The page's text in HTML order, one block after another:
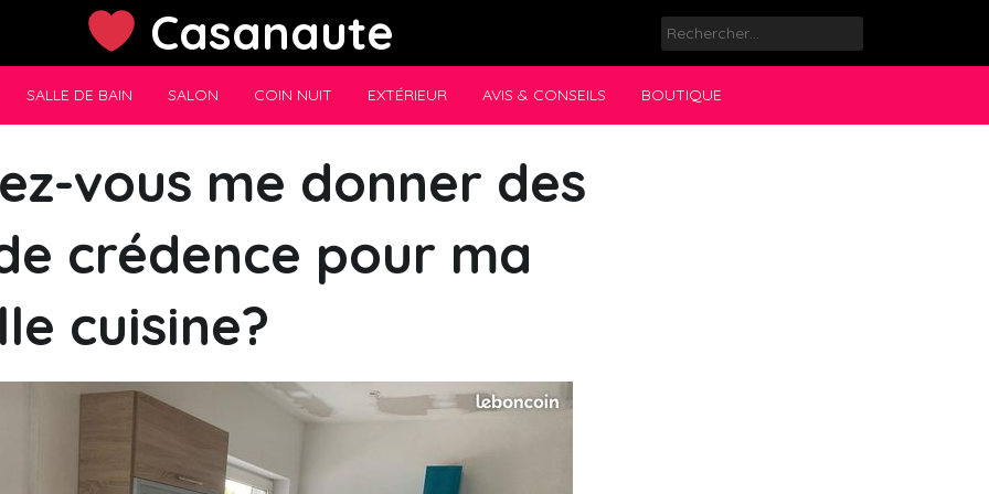
Casanaute Rechercher :
SALLE DE BAIN SALON COIN NUIT EXTÉRIEUR AVIS & CONSEILS BOUTIQUE
vous me donner des
crédence pour ma
cuisine?